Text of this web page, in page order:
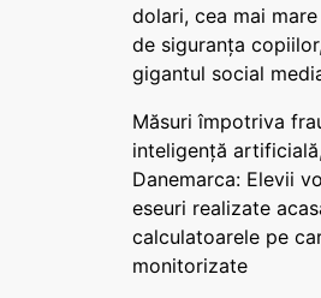
dolari, cea mai
de siguranța
gigantul social
Măsuri împotriva
inteligență
Danemarca: Elevii
eseuri realizate
calculatoarele pe
monitorizate